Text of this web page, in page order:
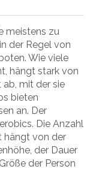
meistens zu
der Regel von
Wie viele
hängt stark von
mit der sie
bieten
an. Der
Die Anzahl
hängt von der
der Dauer
der Person